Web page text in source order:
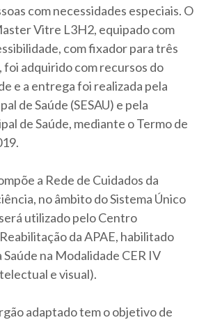
com necessidades especiais. O
Vitre L3H2, equipado com
com fixador para três
foi adquirido com recursos do
e a entrega foi realizada pela
de Saúde (SESAU) e pela
de Saúde, mediante o Termo de
a Rede de Cuidados da
no âmbito do Sistema Único
será utilizado pelo Centro
da APAE, habilitado
na Modalidade CER IV
e visual).
adaptado tem o objetivo de